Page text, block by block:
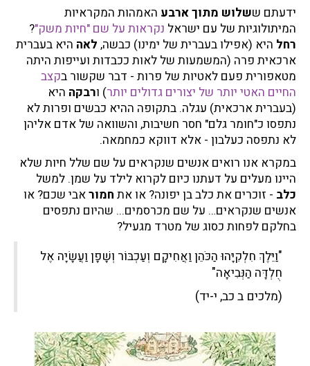
ידעתם ששלוש מתוך ארבע האמהות המקראיות
המיתולוגיות של עם ישראל נקראות על שם "חיות משק"?
רחל היא (אפילו בעברית של ימינו) כבשה, לאה היא בעברית
ארכאית פרה (המשמעות של לאות ככבדות ועייפות היתה
מטאפורית פעם לאטיות של פרות - דבר שקשור בקצב
החיים האטי יותר של יצורים גדולים יותר) ורבקה היא
(בעברית ארכאית) עגלה. בתקופה ההיא כבשים ופרות לא
נתפסו כ"חומר גלם" חסר חשיבות, והשוואה של אדם אליהן
לא נתפסה כעלבון - אלא דווקא כמחמאה.
במקרא אנו רואים אנשים שנקראים על שם שלל חיות שלא
היינו מעלים על דעתנו כיום לקרוא לילד על שמן. למשל
כלב - זוכרים את כלב בן יפונה? או את חמוראבי שכם? או
אנשים שנקראים… על שם מכרסמים... שהיום נתפסים
בחלקם לפחות כסוג של מטרד מגעיל?
"וַיֵּלֶךְ חִלְקִיָּהוּ הַכֹּהֵן וַאֲחִיקָם וְעַכְבּוֹר וְשָׁפָן וַעֲשָׂיָה אֶל
חֻלְדָּה הַנְּבִיאָה"
(מלכים ב כב, י-יד)